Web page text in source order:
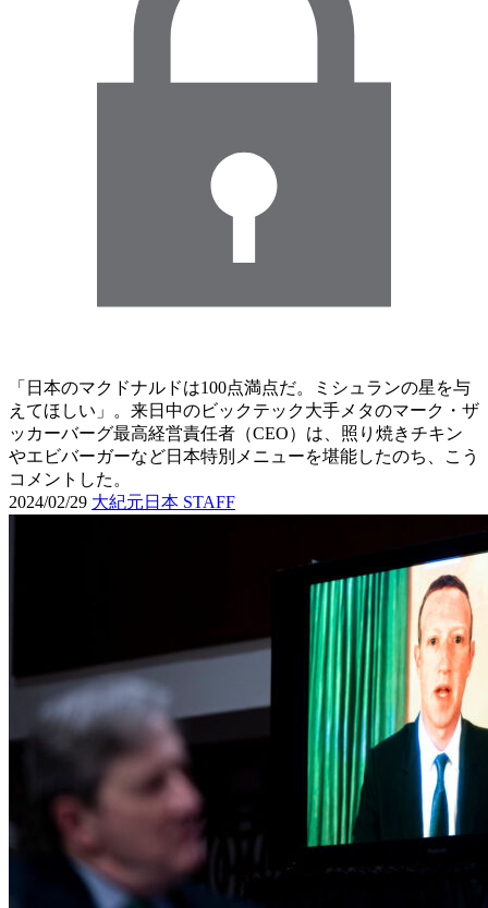
「日本のマクドナルドは100点満点だ。ミシュランの星を与
えてほしい」。来日中のビックテック大手メタのマーク・ザ
ッカーバーグ最高経営責任者（CEO）は、照り焼きチキン
やエビバーガーなど日本特別メニューを堪能したのち、こう
コメントした。
2024/02/29 大紀元日本 STAFF